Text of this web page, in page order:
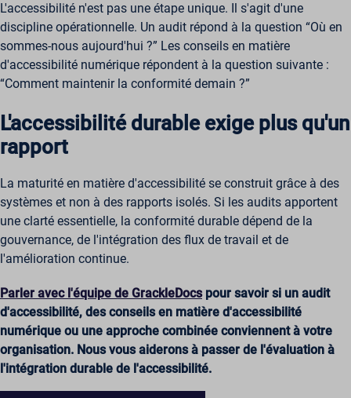
L'accessibilité n'est pas une étape unique. Il s'agit d'une
discipline opérationnelle. Un audit répond à la question “Où en
sommes-nous aujourd'hui ?” Les conseils en matière
d'accessibilité numérique répondent à la question suivante :
“Comment maintenir la conformité demain ?”
L'accessibilité durable exige plus qu'un
rapport
La maturité en matière d'accessibilité se construit grâce à des
systèmes et non à des rapports isolés. Si les audits apportent
une clarté essentielle, la conformité durable dépend de la
gouvernance, de l'intégration des flux de travail et de
l'amélioration continue.
Parler avec l'équipe de GrackleDocspour savoir si un audit
d'accessibilité, des conseils en matière d'accessibilité
numérique ou une approche combinée conviennent à votre
organisation. Nous vous aiderons à passer de l'évaluation à
l'intégration durable de l'accessibilité.